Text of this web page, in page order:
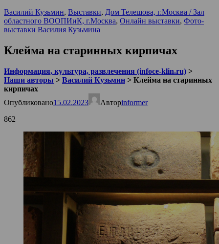
Василий Кузьмин, Выставки, Дом Телешова, г.Москва / Зал
областного ВООПИиК, г.Москва, Онлайн выставки, Фото-
выставки Василия Кузьмина
Клейма на старинных кирпичах
Информация, культура, развлечения (infoce-klin.ru) >
Наши авторы > Василий Кузьмин > Клейма на старинных
кирпичах
Опубликовано15.02.2023 Авторinformer
862